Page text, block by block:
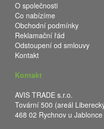
O společnosti
Co nabízíme
Obchodní podmínky
Reklamační řád
Odstoupení od smlouvy
Kontakt
Kontakt
AVIS TRADE s.r.o.
Tovární 500 (areál
468 02 Rychnov u